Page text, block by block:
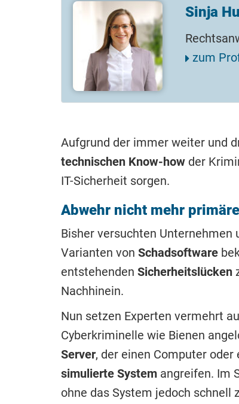
Sinja
zum
Aufgrund der immer weiter und
technischen Know-how der
IT-Sicherheit sorgen.
Abwehr nicht mehr
Bisher versuchten Unternehmen
Varianten von Schadsoftware
entstehenden Sicherheitslücken
Nachhinein.
Nun setzen Experten vermehrt
Cyberkriminelle wie Bienen
Server, der einen Computer
simulierte System angreifen. Im
ohne das System jedoch schnell